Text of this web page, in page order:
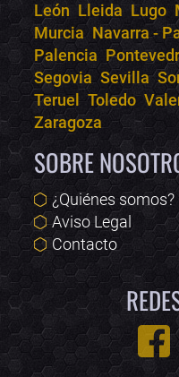
León Lleida Lugo
Murcia Navarra -
Palencia
Segovia Sevilla
Teruel
Toledo
Zaragoza
SOBRE
¿Quiénes somos?
Aviso Legal
Contacto